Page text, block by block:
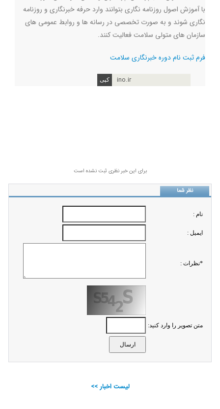
با آموزش اصول روزنامه نگاری بتوانند وارد حرفه خبرنگاری و روزنامه
نگاری شوند و به صورت تخصصی در رسانه ها و روابط عمومی های
سازمان های متولی سلامت فعالیت کنند.
فرم ثبت نام دوره خبرنگاری سلامت
ino.ir
برای این خبر نظری ثبت نشده است
نظر شما
نام :
ايميل :
*نظرات :
متن تصویر را وارد کنید:
لیست اخبار >>